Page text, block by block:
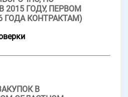
ГОДУ, ПЕРВОМ
ГОДА КОНТРАКТАМ)
В